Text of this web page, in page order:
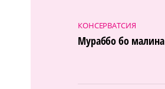
КОНСЕРВАТСИЯ
Мураббо бо малина